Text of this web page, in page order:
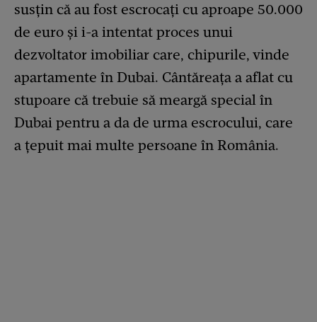
susțin că au fost escrocați cu aproape 50.000
de euro și i-a intentat proces unui
dezvoltator imobiliar care, chipurile, vinde
apartamente în Dubai. Cântăreața a aflat cu
stupoare că trebuie să meargă special în
Dubai pentru a da de urma escrocului, care
a țepuit mai multe persoane în România.